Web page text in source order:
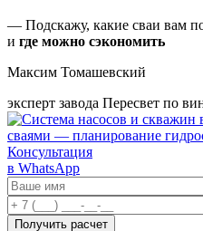
— Подскажу, какие сваи вам
и где можно сэкономить
Максим Томашевский
эксперт завода Пересвет по
Консультация
в WhatsApp